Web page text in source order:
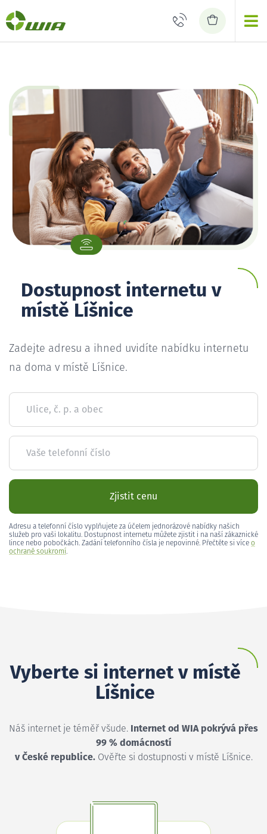
Dostupnost internetu v
místě Líšnice
Zadejte adresu a ihned uvidíte nabídku internetu
na doma v místě Líšnice.
Ulice, č. p. a obec
Vaše telefonní číslo
Zjistit cenu
Adresu a telefonní číslo vyplňujete za účelem jednorázové nabídky našich
služeb pro vaši lokalitu. Dostupnost internetu můžete zjistit i na naší zákaznické
lince nebo pobočkách. Zadání telefonního čísla je nepovinné. Přečtěte si více o
ochraně soukromí.
Vyberte si internet v místě
Líšnice
Náš internet je téměř všude. Internet od WIA pokrývá přes
99 % domácností
v České republice.Ověřte si dostupnosti v místě Líšnice.